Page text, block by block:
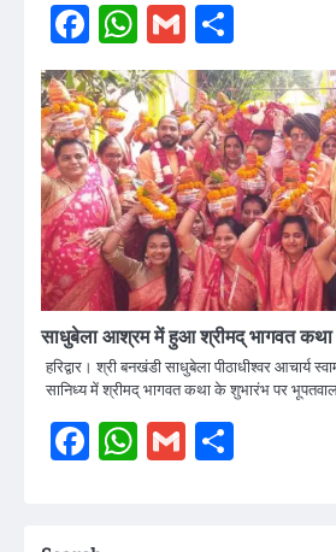
Facebook
WhatsApp
Gmail
साधुबेला आश्रम में हुआ श्रीमद् भागवत कथा
हरिद्वार। श्री बनखंडी साधुबेला पीठाधीश्वर आचार्य
सानिध्य में श्रीमद् भागवत कथा के शुभारंभ पर
Facebook
WhatsApp
Gmail